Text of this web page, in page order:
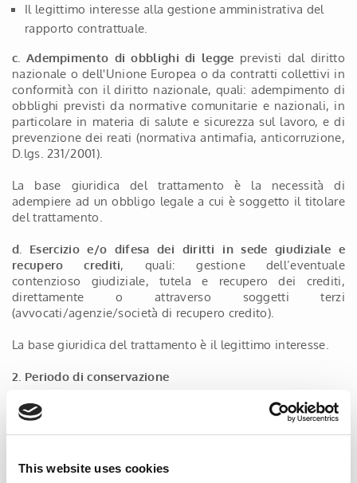
This website uses cookies
Il legittimo interesse alla gestione amministrativa del
rapporto contrattuale.
c. Adempimento di obblighi di legge previsti dal diritto
nazionale o dell'Unione Europea o da contratti collettivi in
conformità con il diritto nazionale, quali: adempimento di
obblighi previsti da normative comunitarie e nazionali, in
particolare in materia di salute e sicurezza sul lavoro, e di
prevenzione dei reati (normativa antimafia, anticorruzione,
D.lgs. 231/2001).
La base giuridica del trattamento è la necessità di
adempiere ad un obbligo legale a cui è soggetto il titolare
del trattamento.
d. Esercizio e/o difesa dei diritti in sede giudiziale e
recupero crediti, quali: gestione dell’eventuale
contenzioso giudiziale, tutela e recupero dei crediti,
direttamente o attraverso soggetti terzi
(avvocati/agenzie/società di recupero credito).
La base giuridica del trattamento è il legittimo interesse.
2. Periodo di conservazione
I dati saranno trattati per la durata del rapporto
contrattuale e, dopo la sua cessazione, fino al termine di
prescrizione dei diritti reciprocamente insorti fra le parti.
Nel caso di contenzioso giudiziale, per tutta la durata dello